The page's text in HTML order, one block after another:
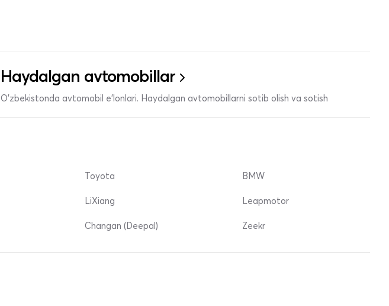
Haydalgan avtomobillar
O'zbekistonda avtomobil e’lonlari. Haydalgan avtomobillarni sotib olish va sotish
Toyota
LiXiang
Changan (Deepal)
BMW
Leapmotor
Zeekr